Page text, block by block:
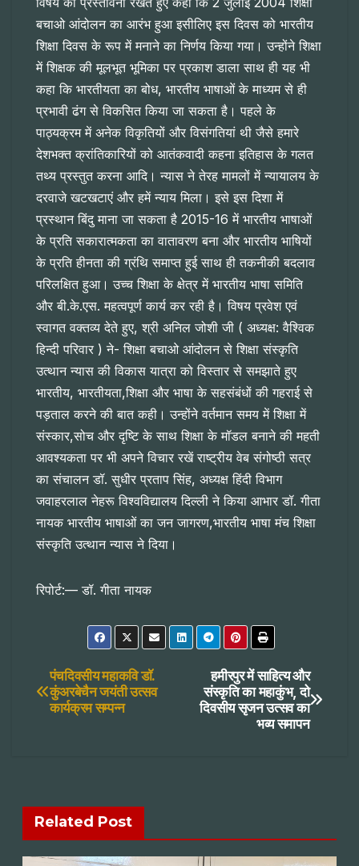
बचाओ आंदोलन का आरंभ हुआ इसीलिए इस दिवस को भारतीय
शिक्षा दिवस के रूप में मनाने का निर्णय किया गया। उन्होंने शिक्षा
में शिक्षक की मूलभूत भूमिका पर प्रकाश डाला साथ ही यह भी
कहा कि भारतीयता का बोध, भारतीय भाषाओं के माध्यम से ही
प्रभावी ढंग से विकसित किया जा सकता है। पहले के
पाठ्यक्रम में अनेक विकृतियों और विसंगतियां थी जैसे हमारे
देशभक्त क्रांतिकारियों को आतंकवादी कहना इतिहास के गलत
तथ्य प्रस्तुत करना आदि। न्यास ने तेरह मामलों में न्यायालय के
दरवाजे खटखटाएं और हमें न्याय मिला। इसे इस दिशा में
प्रस्थान बिंदु माना जा सकता है 2015-16 में भारतीय भाषाओं
के प्रति सकारात्मकता का वातावरण बना और भारतीय भाषियों
के प्रति हीनता की ग्रंथि समाप्त हुई साथ ही तकनीकी बदलाव
परिलक्षित हुआ। उच्च शिक्षा के क्षेत्र में भारतीय भाषा समिति
और बी.के.एस. महत्वपूर्ण कार्य कर रही है। विषय प्रवेश एवं
स्वागत वक्तव्य देते हुए, श्री अनिल जोशी जी ( अध्यक्ष: वैश्विक
हिन्दी परिवार ) ने- शिक्षा बचाओ आंदोलन से शिक्षा संस्कृति
उत्थान न्यास की विकास यात्रा को विस्तार से समझाते हुए
भारतीय, भारतीयता,शिक्षा और भाषा के सहसंबंधों की गहराई से
पड़ताल करने की बात कही। उन्होंने वर्तमान समय में शिक्षा में
संस्कार,सोच और दृष्टि के साथ शिक्षा के मॉडल बनाने की महती
आवश्यकता पर भी अपने विचार रखें राष्ट्रीय वेब संगोष्ठी सत्र
का संचालन डॉ. सुधीर प्रताप सिंह, अध्यक्ष हिंदी विभाग
जवाहरलाल नेहरू विश्वविद्यालय दिल्ली ने किया आभार डॉ. गीता
नायक भारतीय भाषाओं का जन जागरण,भारतीय भाषा मंच शिक्षा
संस्कृति उत्थान न्यास ने दिया।
रिपोर्ट:— डॉ. गीता नायक
Post
navigation
हमीरपुर में साहित्य और
संस्कृति का महाकुंभ, दो
दिवसीय सृजन उत्सव का
भव्य समापन
पंचदिवसीय महाकवि डाॅ.
कुंअरबेचैन जयंती उत्सव
कार्यक्रम सम्पन्न
Related Post